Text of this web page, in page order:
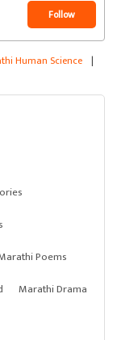
Follow
Human Science |
Poems
Marathi Drama